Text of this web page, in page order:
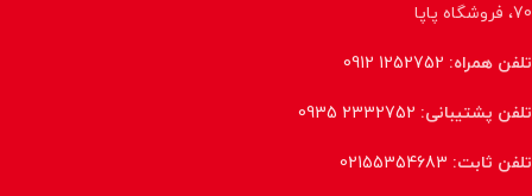
70، فروشگاه پاپا
تلفن همراه: 1252752 0912
تلفن پشتیبانی: 2332752 0935
تلفن ثابت: 02155354683